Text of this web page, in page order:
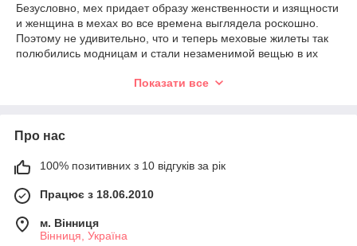
Безусловно, мех придает образу женственности и изящности
и женщина в мехах во все времена выглядела роскошно.
Поэтому не удивительно, что и теперь меховые жилеты так
полюбились модницам и стали незаменимой вещью в их
фасонами жилетов и с их цветами.
чернобурки
из-за своего длинного черно-белого меха, который не только
красивый, но еще и теплый.
популярность в этом сезоне. Поэтому, если вы следите за
модными тенденциями и любите быть в тренде, выбирайте
Показати все
Про нас
100% позитивних з 10 відгуків за рік
Працює з 18.06.2010
м. Вінниця
Вінниця, Україна